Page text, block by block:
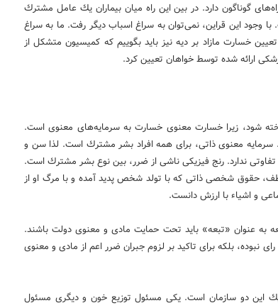
گوناگون دارد. در بین این راه میان بیماران یك عامل مشترك
وجود این قراین، نمی‌توان به سراغ اسباب دیگر رفت. ما به سراغ
خسارت مازاد بر دیه نیز باید بگوییم كه كمیسیون متشكل از
ارائه شده توسط خواهان تعیین كرد.
شود، زیرا خسارت معنوی خسارت به سرمایه‌های معنوی است.
معنوی ذاتی، برای همه افراد بشر مشترك است. لذا سن و
ندارد. رنج فیزیكی ناشی از ضرر، بین نوع بشر مشترك است.
حقوق شخصی ذاتی كه با تولد شخص پدید آمده و با مرگ او از
و اشیاء با ارزش دانست.
به عنوان «تبعه» باید تحت حمایت مادی و معنوی دولت باشند.
نبوده، بلكه برای تاكید بر لزوم جبران ضرر اعم از مادی و معنوی
این دو سازمان است. یكی مسئول توزیع خون و دیگری مسئول